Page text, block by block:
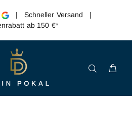
| Schneller Versand |
ab 150 €*